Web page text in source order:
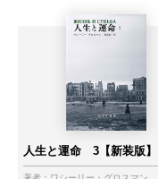
人生と運命 3【新装版】